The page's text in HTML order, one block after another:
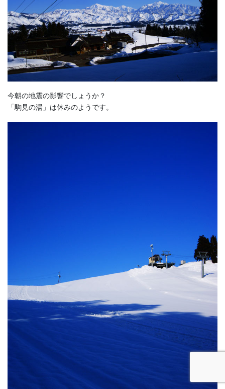
今朝の地震の影響でしょうか？
「駒見の湯」は休みのようです。